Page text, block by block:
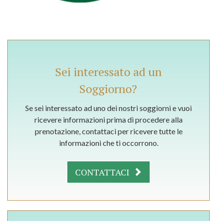
Sei interessato ad un
Soggiorno?
Se sei interessato ad uno dei nostri soggiorni e vuoi
ricevere informazioni prima di procedere alla
prenotazione, contattaci per ricevere tutte le
informazioni che ti occorrono.
CONTATTACI